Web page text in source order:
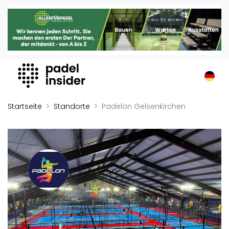
Padel Insider
Home
Organisationen
Buchungssysteme
Padel-Shops
Padelplatzbauer
Verschiedenes
Veranstaltungen
Turniere
International
Playtomic
Startseite Standorte Padelon Gelsenkirchen